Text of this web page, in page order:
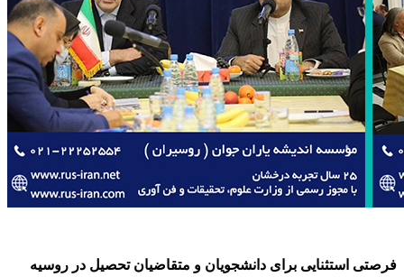
فرصتی استثنایی برای دانشجویان و متقاضیان تحصیل در روسیه